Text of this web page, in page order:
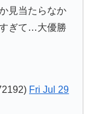
見当たらなか
ぎて…大優勝
Fri Jul 29